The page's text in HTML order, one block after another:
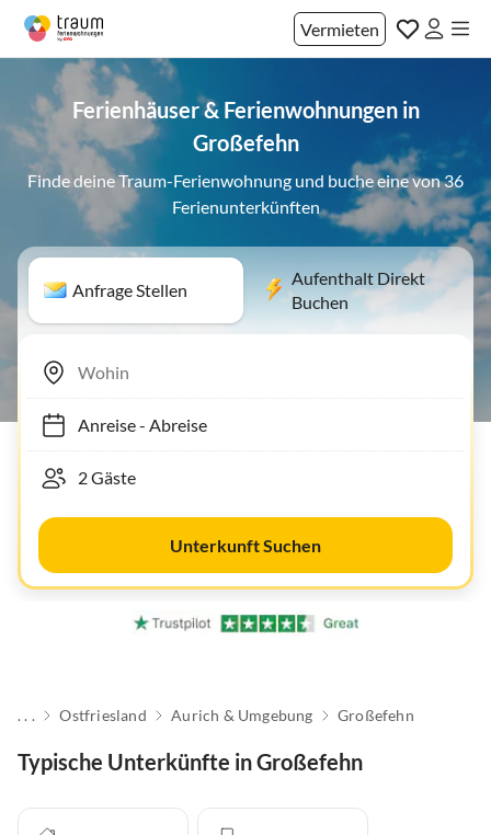
Vermieten
Ferienhäuser & Ferienwohnungen in
Großefehn
Finde deine Traum-Ferienwohnung und buche eine von 36
Ferienunterkünften
Anfrage Stellen
Aufenthalt Direkt
Buchen
Anreise- Abreise
Unterkunft Suchen
. . . Ostfriesland Aurich & Umgebung Großefehn
Typische Unterkünfte in Großefehn